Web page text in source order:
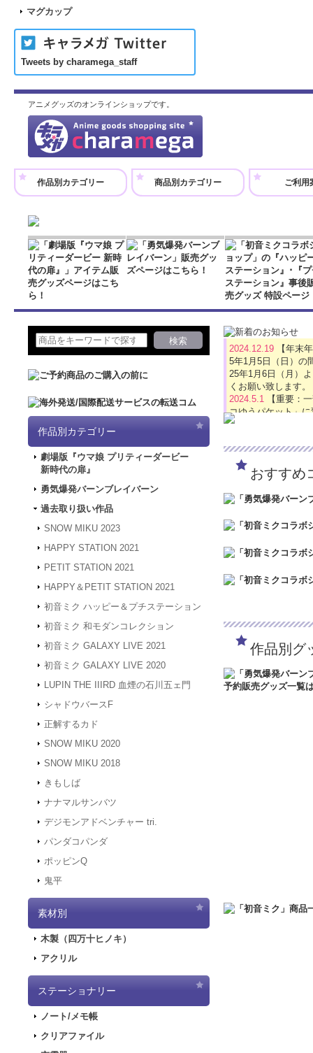
マグカップ
Tweets by charamega_staff
アニメグッズのオンラインショップです。
作品別カテゴリー 商品別カテゴリー ご利用
作品別カテゴリー
劇場版『ウマ娘 プリティーダービー
新時代の扉』
勇気爆発バーンブレイバーン
過去取り扱い作品
SNOW MIKU 2023
HAPPY STATION 2021
PETIT STATION 2021
HAPPY＆PETIT STATION 2021
初音ミク ハッピー＆プチステーション
初音ミク 和モダンコレクション
初音ミク GALAXY LIVE 2021
初音ミク GALAXY LIVE 2020
LUPIN THE IIIRD 血煙の石川五ェ門
シャドウバースF
正解するカド
SNOW MIKU 2020
SNOW MIKU 2018
きもしば
ナナマルサンバツ
デジモンアドベンチャー tri.
パンダコパンダ
ポッピンQ
鬼平
素材別
木製（四万十ヒノキ）
アクリル
ステーショナリー
ノート/メモ帳
クリアファイル
2024.12.19
【年末
5年1月5日（日）の
25年1月6日（月）
くお願い致します。
2024.5.1
【重要：
コゆうパケット」
2024.4.16
は4/30～5/2の間、
ど何卒よろしくお
2024.3.12「勇気爆
被災地の皆様の安
2023.12.27【年末
は、2024年1月4日
2023.4.16 【GW休
間、GW休業となり
2023.2.6
2022.1.19メンテナ
2022.1.7システム
アクセスできない
2021.7.7東京オリ
おすすめ
作品別グ